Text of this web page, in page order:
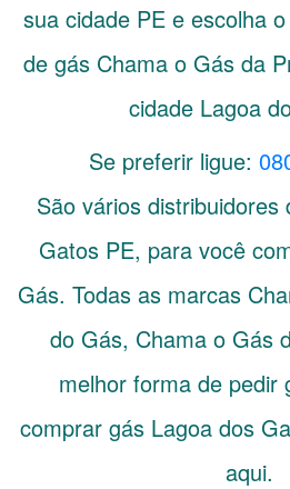
sua cidade PE e escolha
de gás Chama o Gás da
cidade Lagoa
Se preferir ligue:
São vários distribuidores
Gatos PE, para você
Gás. Todas as marcas
do Gás, Chama o Gás
melhor forma de pedir
comprar gás Lagoa dos
aqui.